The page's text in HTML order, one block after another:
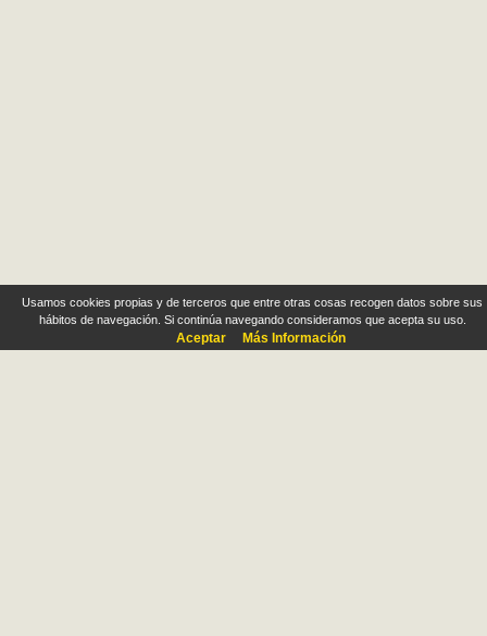
Usamos cookies propias y de terceros que entre otras cosas recogen datos sobre sus
hábitos de navegación. Si continúa navegando consideramos que acepta su uso.
Aceptar Más Información